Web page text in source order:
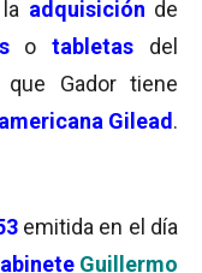
adquisición de
otabletas
del
Gador tiene
Gilead .
emitida en el día
Guillermo